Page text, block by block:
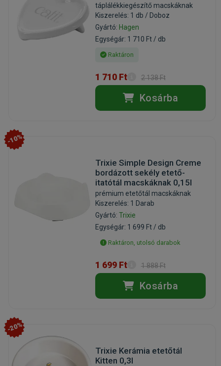
táplálékkiegészítő macskáknak
Kiszerelés: 1 db / Doboz
Gyártó: Hagen
Egységár: 1 710 Ft / db
Raktáron
1 710 Ft 2 138 Ft
Kosárba
-10%
Trixie Simple Design Creme
bordázott sekély etető-
itatótál macskáknak 0,15l
prémium etetőtál macskáknak
Kiszerelés: 1 Darab
Gyártó: Trixie
Egységár: 1 699 Ft / db
Raktáron, utolsó darabok
1 699 Ft 1 888 Ft
Kosárba
-20%
Trixie Kerámia etetőtál
Kitten 0,3l